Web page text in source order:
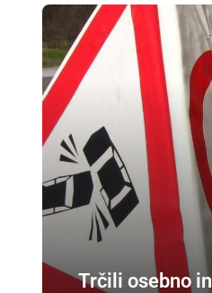
Trčili osebno in